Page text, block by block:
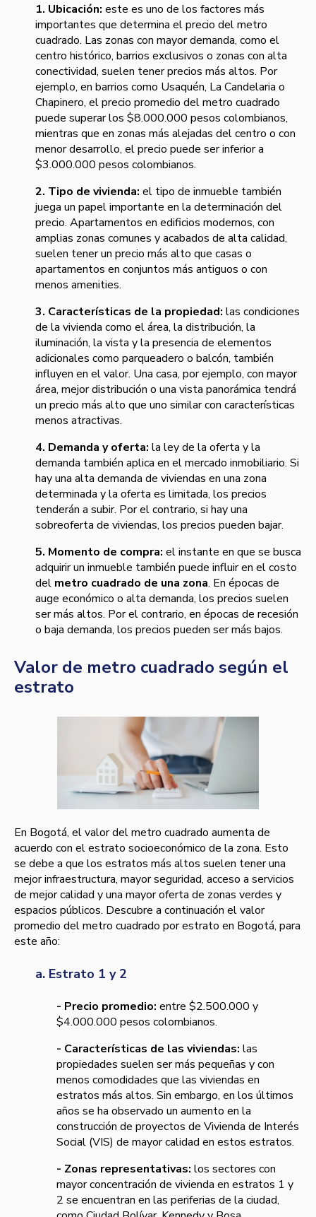
1. Ubicación: este es uno de los factores más
importantes que determina el precio del metro
cuadrado. Las zonas con mayor demanda, como el
centro histórico, barrios exclusivos o zonas con alta
conectividad, suelen tener precios más altos. Por
ejemplo, en barrios como Usaquén, La Candelaria o
Chapinero, el precio promedio del metro cuadrado
puede superar los $8.000.000 pesos colombianos,
mientras que en zonas más alejadas del centro o con
menor desarrollo, el precio puede ser inferior a
$3.000.000 pesos colombianos.
2. Tipo de vivienda: el tipo de inmueble también
juega un papel importante en la determinación del
precio. Apartamentos en edificios modernos, con
amplias zonas comunes y acabados de alta calidad,
suelen tener un precio más alto que casas o
apartamentos en conjuntos más antiguos o con
menos amenities.
3. Características de la propiedad: las condiciones
de la vivienda como el área, la distribución, la
iluminación, la vista y la presencia de elementos
adicionales como parqueadero o balcón, también
influyen en el valor. Una casa, por ejemplo, con mayor
área, mejor distribución o una vista panorámica tendrá
un precio más alto que uno similar con características
menos atractivas.
4. Demanda y oferta: la ley de la oferta y la
demanda también aplica en el mercado inmobiliario. Si
hay una alta demanda de viviendas en una zona
determinada y la oferta es limitada, los precios
tenderán a subir. Por el contrario, si hay una
sobreoferta de viviendas, los precios pueden bajar.
5. Momento de compra: el instante en que se busca
adquirir un inmueble también puede influir en el costo
del metro cuadrado de una zona. En épocas de
auge económico o alta demanda, los precios suelen
ser más altos. Por el contrario, en épocas de recesión
o baja demanda, los precios pueden ser más bajos.
Valor de metro cuadrado según el
estrato
En Bogotá, el valor del metro cuadrado aumenta de
acuerdo con el estrato socioeconómico de la zona. Esto
se debe a que los estratos más altos suelen tener una
mejor infraestructura, mayor seguridad, acceso a servicios
de mejor calidad y una mayor oferta de zonas verdes y
espacios públicos. Descubre a continuación el valor
promedio del metro cuadrado por estrato en Bogotá, para
este año:
a. Estrato 1 y 2
- Precio promedio: entre $2.500.000 y
$4.000.000 pesos colombianos.
- Características de las viviendas: las
propiedades suelen ser más pequeñas y con
menos comodidades que las viviendas en
estratos más altos. Sin embargo, en los últimos
años se ha observado un aumento en la
construcción de proyectos de Vivienda de Interés
Social (VIS) de mayor calidad en estos estratos.
- Zonas representativas: los sectores con
mayor concentración de vivienda en estratos 1 y
2 se encuentran en las periferias de la ciudad,